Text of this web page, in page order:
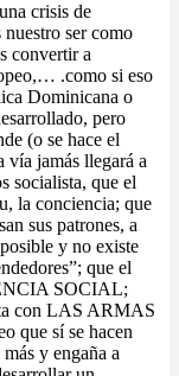
crisis de
ser como
convertir a
.como si eso
Dominicana o
pero
(o se hace el
vía jamás llegará a
socialista, que el
la conciencia; que
sus patrones, a
y no existe
que el
SOCIAL;
con LAS ARMAS
que sí se hacen
y engaña a